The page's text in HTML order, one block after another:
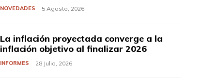
NOVEDADES 5 Agosto, 2026
La inflación proyectada converge a la
inflación objetivo al finalizar 2026
INFORMES 28 Julio, 2026